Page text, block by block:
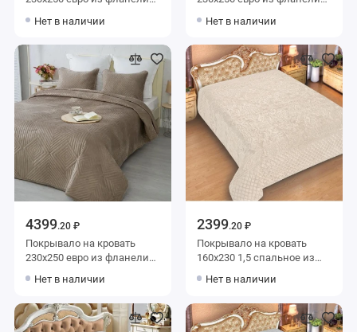
наволочками 50х70 2 шт
Нет в наличии
наволочками 50х70 2 шт
Нет в наличии
4399.20 ₽
Покрывало на кровать
230х250 евро из фланели
наволочками 50х70 2 шт
Нет в наличии
2399.20 ₽
Покрывало на кровать
160х230 1,5 спальное из
Орнамент Marianna
Нет в наличии